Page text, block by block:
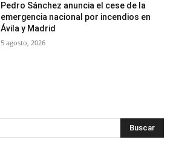
Pedro Sánchez anuncia el cese de la
emergencia nacional por incendios en
Ávila y Madrid
5 agosto, 2026
Buscar